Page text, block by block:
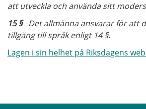
att utveckla och använda sitt
15 § Det allmänna ansvarar för att
tillgång till språk enligt 14 §.
Lagen i sin helhet på Riksdagens